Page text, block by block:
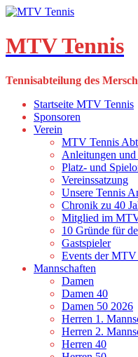
Skip
content
MTV Tennis
Tennisabteilung des
Startseite MTV Tennis
Sponsoren
Verein
MTV Tennis
Anleitungen
Platz- und
Vereinssatzung
Unsere Tennis
Chronik zu 40
Mitglied im
10 Gründe für
Gastspieler
Events der
Mannschaften
Damen
Damen 40
Damen 50 2026
Herren 1.
Herren 2.
Herren 40